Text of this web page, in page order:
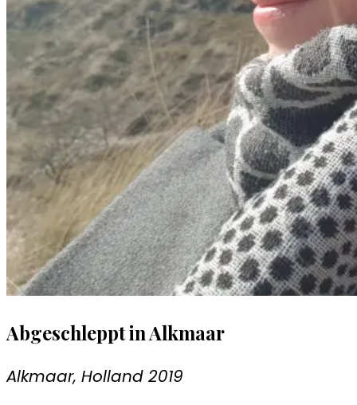
Abgeschleppt in Alkmaar
Alkmaar, Holland 2019